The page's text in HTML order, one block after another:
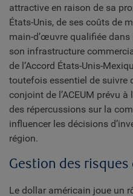
attractive en raison de sa
États-Unis, de ses coûts de
main-d’œuvre qualifiée
son infrastructure
de l’Accord États-Unis-
toutefois essentiel de suivre
conjoint de l’ACEUM prévu
des répercussions sur la
influencer les décisions
région.
Gestion des
Le dollar américain joue un